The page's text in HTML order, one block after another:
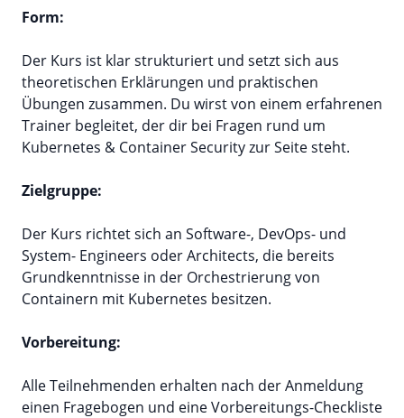
Form:
Der Kurs ist klar strukturiert und setzt sich aus
theoretischen Erklärungen und praktischen
Übungen zusammen. Du wirst von einem erfahrenen
Trainer begleitet, der dir bei Fragen rund um
Kubernetes & Container Security zur Seite steht.
Zielgruppe:
Der Kurs richtet sich an Software-, DevOps- und
System- Engineers oder Architects, die bereits
Grundkenntnisse in der Orchestrierung von
Containern mit Kubernetes besitzen.
Vorbereitung:
Alle Teilnehmenden erhalten nach der Anmeldung
einen Fragebogen und eine Vorbereitungs-Checkliste